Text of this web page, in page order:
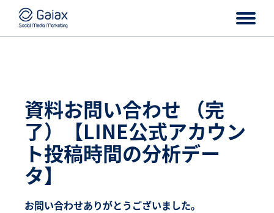
資料お問い合わせ （完
了）【LINE公式アカウン
ト投稿時間の分析デー
タ】
お問い合わせありがとうございました。